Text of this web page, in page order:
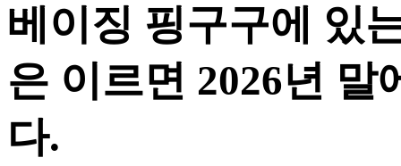
베이징 핑구구에 있
은 이르면 2026년
다.